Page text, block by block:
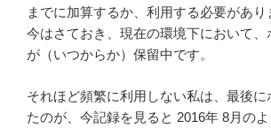
までに加算するか、利用する必要があ
今はさておき、現在の環境下において、
が（いつからか）保留中です。
それほど頻繁に利用しない私は、最後に
たのが、今記録を見ると 2016年 8月の